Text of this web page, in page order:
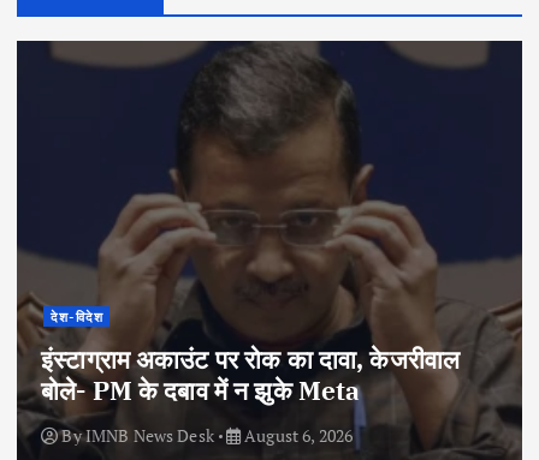
देश-विदेश
इंस्टाग्राम अकाउंट पर रोक का दावा, केजरीवाल
बोले- PM के दबाव में न झुके Meta
ByIMNB News Desk August 6, 2026